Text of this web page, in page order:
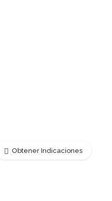
Obtener Indicaciones